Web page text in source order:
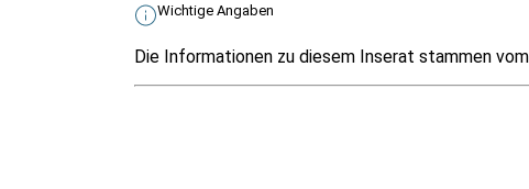
Wichtige Angaben
Die Informationen zu diesem Inserat stammen